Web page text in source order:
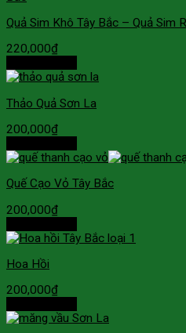
Quả Sim Khô Tây Bắc – Quả Sim
220,000₫
Thảo Quả Sơn La
200,000₫
Quế Cạo Vỏ Tây Bắc
200,000₫
Hoa Hồi
200,000₫